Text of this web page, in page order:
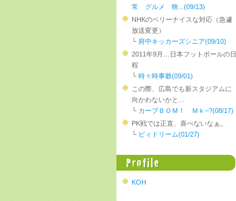
常 グルメ 映...(09/13)
NHKのベリーナイスな対応（急遽
放送変更）
└ 府中キッカーズシニア(09/10)
2011年9月…日本フットボールの日
程
└ 時々時事爺(09/01)
この際、広島でも新スタジアムに
向かわないかと…
└ カープＢＯＭ！ Ｍｋ−?(08/17)
PK戦では正直、喜べないなぁ。
└ ビィドリーム(01/27)
KOH